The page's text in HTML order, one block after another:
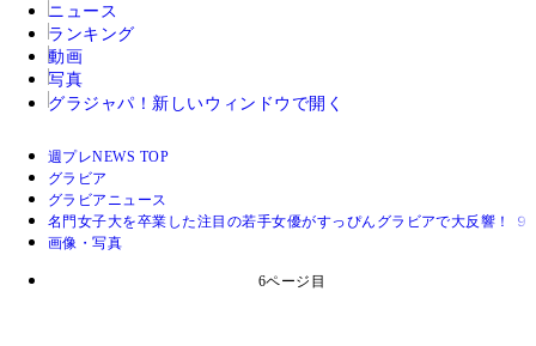
ニュース
ランキング
動画
写真
グラジャパ！ 新しいウィンドウで開く
週プレNEWS TOP
グラビア
グラビアニュース
名門女子大を卒業した注目の若手女優がすっぴんグラビアで大反響！
画像・写真
6ページ目